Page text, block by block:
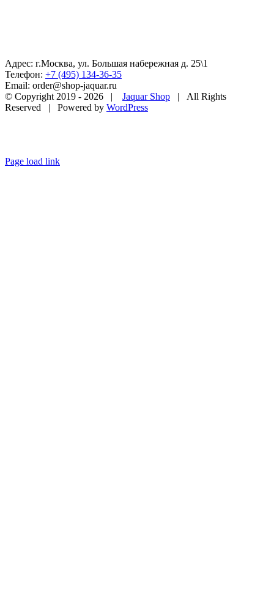
Адрес: г.Москва, ул. Большая набережная д. 25\1
Телефон: +7 (495) 134-36-35
Email: order@shop-jaquar.ru
© Copyright 2019 - 2026 | Jaquar Shop | All Rights
Reserved | Powered by WordPress
Page load link